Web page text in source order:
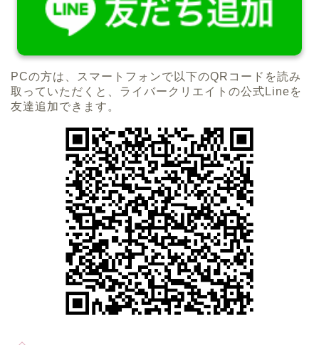
PCの方は、スマートフォンで以下のQRコードを読み
取っていただくと、ライバークリエイトの公式Lineを
友達追加できます。